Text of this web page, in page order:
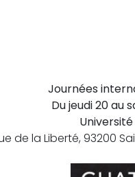
Journées
Du jeudi 20 au
de la Liberté, 93200